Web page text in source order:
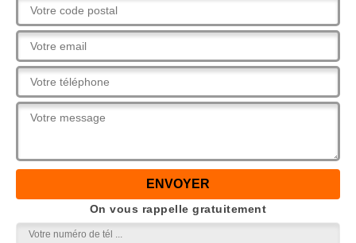
On vous rappelle gratuitement